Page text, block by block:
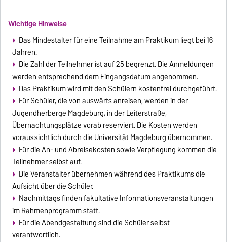
Wichtige Hinweise
Das Mindestalter für eine Teilnahme am Praktikum liegt bei 16
Jahren.
Die Zahl der Teilnehmer ist auf 25 begrenzt. Die Anmeldungen
werden entsprechend dem Eingangsdatum angenommen.
Das Praktikum wird mit den Schülern kostenfrei durchgeführt.
Für Schüler, die von auswärts anreisen, werden in der
Jugendherberge Magdeburg, in der Leiterstraße,
Übernachtungsplätze vorab reserviert. Die Kosten werden
voraussichtlich durch die Universität Magdeburg übernommen.
Für die An- und Abreisekosten sowie Verpflegung kommen die
Teilnehmer selbst auf.
Die Veranstalter übernehmen während des Praktikums die
Aufsicht über die Schüler.
Nachmittags finden fakultative Informationsveranstaltungen
im Rahmen­programm statt.
Für die Abendgestaltung sind die Schüler selbst
verantwortlich.